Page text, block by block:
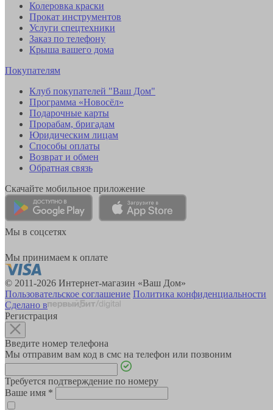
Колеровка краски
Прокат инструментов
Услуги спецтехники
Заказ по телефону
Крыша вашего дома
Покупателям
Клуб покупателей "Ваш Дом"
Программа «Новосёл»
Подарочные карты
Прорабам, бригадам
Юридическим лицам
Способы оплаты
Возврат и обмен
Обратная связь
Скачайте мобильное приложение
Мы в соцсетях
Мы принимаем к оплате
© 2011-2026 Интернет-магазин «Ваш Дом»
Пользовательское соглашение Политика конфиденциальности
Сделано в
Регистрация
Введите номер телефона
Мы отправим вам код в смс на телефон или позвоним
Требуется подтверждение по номеру
Ваше имя *